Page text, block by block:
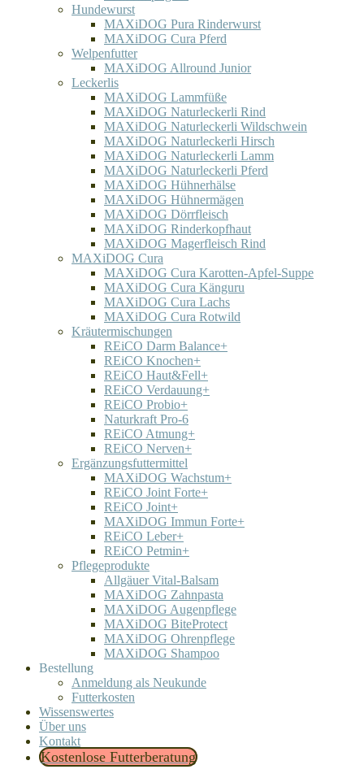
Hundewurst
MAXiDOG Pura Rinderwurst
MAXiDOG Cura Pferd
Welpenfutter
MAXiDOG Allround Junior
Leckerlis
MAXiDOG Lammfüße
MAXiDOG Naturleckerli Rind
MAXiDOG Naturleckerli Wildschwein
MAXiDOG Naturleckerli Hirsch
MAXiDOG Naturleckerli Lamm
MAXiDOG Naturleckerli Pferd
MAXiDOG Hühnerhälse
MAXiDOG Hühnermägen
MAXiDOG Dörrfleisch
MAXiDOG Rinderkopfhaut
MAXiDOG Magerfleisch Rind
MAXiDOG Cura
MAXiDOG Cura Karotten-Apfel-Suppe
MAXiDOG Cura Känguru
MAXiDOG Cura Lachs
MAXiDOG Cura Rotwild
Kräutermischungen
REiCO Darm Balance+
REiCO Knochen+
REiCO Haut&Fell+
REiCO Verdauung+
REiCO Probio+
Naturkraft Pro-6
REiCO Atmung+
REiCO Nerven+
Ergänzungsfuttermittel
MAXiDOG Wachstum+
REiCO Joint Forte+
REiCO Joint+
MAXiDOG Immun Forte+
REiCO Leber+
REiCO Petmin+
Pflegeprodukte
Allgäuer Vital-Balsam
MAXiDOG Zahnpasta
MAXiDOG Augenpflege
MAXiDOG BiteProtect
MAXiDOG Ohrenpflege
MAXiDOG Shampoo
Bestellung
Anmeldung als Neukunde
Futterkosten
Wissenswertes
Über uns
Kontakt
Kostenlose Futterberatung